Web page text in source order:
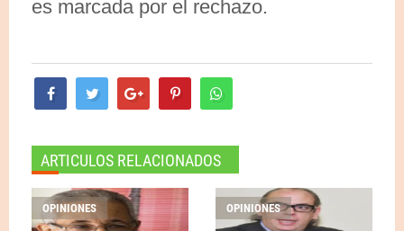
es marcada por el rechazo.
ARTICULOS RELACIONADOS
OPINIONES OPINIONES